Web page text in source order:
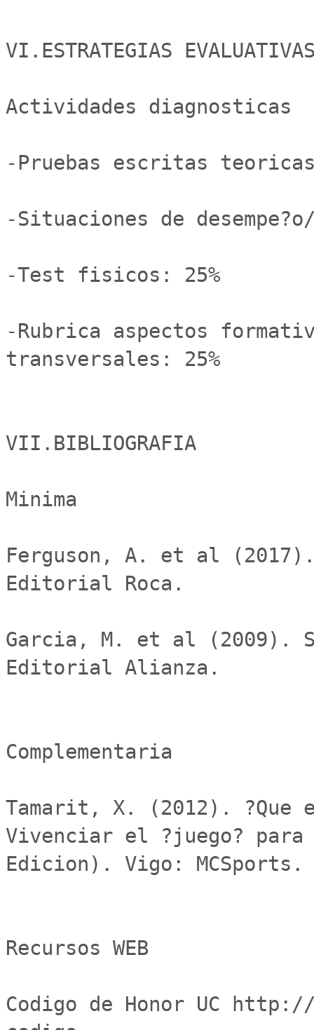
VI.ESTRATEGIAS
Actividades diagnosticas
-Pruebas escritas
-Situaciones de
-Test fisicos: 25%
-Rubrica aspectos
transversales: 25%
VII.BIBLIOGRAFIA
Minima
Ferguson, A. et al
Editorial Roca.
Garcia, M. et al (2009).
Editorial Alianza.
Complementaria
Tamarit, X. (2012). ?Que
Vivenciar el ?juego?
Edicion). Vigo: MCSports.
Recursos WEB
Codigo de Honor UC